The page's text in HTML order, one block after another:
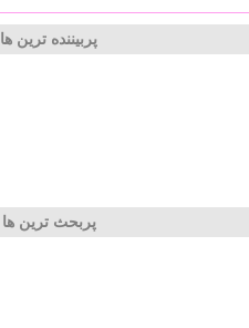
پربیننده ترین ها
پربحث ترین ها